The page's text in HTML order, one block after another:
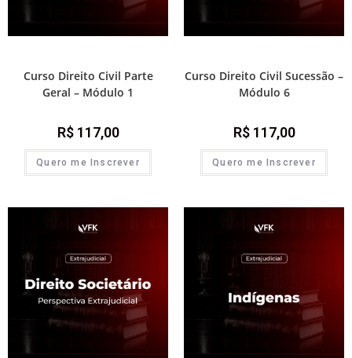
Curso Direito Civil Parte
Geral – Módulo 1
R$117,00
Quero me Inscrever
Curso Direito Civil Sucessão –
Módulo 6
R$117,00
Quero me Inscrever